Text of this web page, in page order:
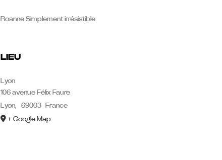
Roanne Simplement irrésistible
LIEU
Lyon
106 avenue Félix Faure
Lyon, 69003
France
+ Google Map